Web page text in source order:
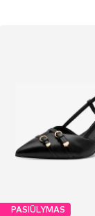
PASIŪLYMAS